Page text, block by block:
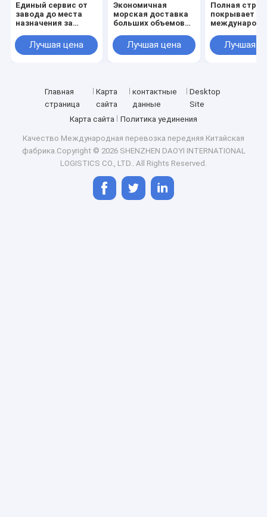
Единый сервис от
завода до места
назначения за
Лучшая цена
Экономичная
морская доставка
больших объемов
товаров.
Лучшая цена
Полная
покрывает
безопасности
грузов
Лучшая
Главная
страница
Карта
сайта
контактные
данные
Desktop
Site
Карта сайта
Политика уединения
Качество Международная перевозка передняя Китайская
фабрика.Copyright © 2026 SHENZHEN DAOYI INTERNATIONAL
LOGISTICS CO., LTD.. All Rights Reserved.